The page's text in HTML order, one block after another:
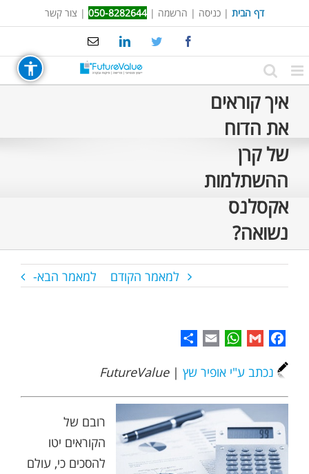
to
דף הבית | כניסה | הרשמה |
050-8282644
| צור קשר
Facebook
Twitter
LinkedIn
Email
איך קוראים
את הדוח
של קרן
ההשתלמות
אקסלנס
נשואה?
למאמר הקודם למאמר הבא-
Facebook
Gmail
WhatsApp
Email
נכתב ע"י אופיר שץ |
FutureValue
רובם של
הקוראים יטו
להסכים כי, עולם